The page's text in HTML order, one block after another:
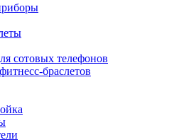
сотовых телефонов
браслетов